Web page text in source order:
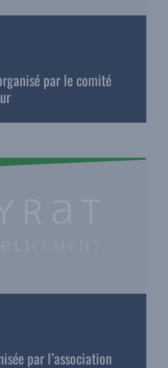
par le comité
par l’association